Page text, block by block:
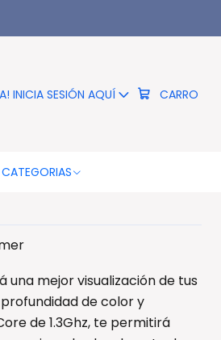
INICIA SESIÓN AQUÍ CARRO
7 Pulgadas
- Ps
una mejor visualización de tus
de color y
de 1.3Ghz, te permitirá